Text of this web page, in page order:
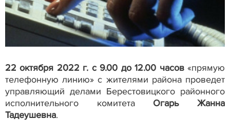
22 октября 2022 г. с 9.00 до 12.00 часов«прямую
телефонную линию» с жителями района проведет
управляющий делами Берестовицкого районного
исполнительного комитета Огарь Жанна
Тадеушевна.